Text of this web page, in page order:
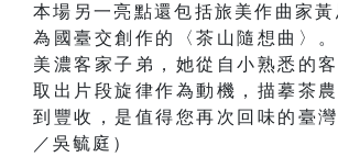
本場另一亮點還包括旅美作曲家
為國臺交創作的〈茶山隨想曲〉
美濃客家子弟，她從自小熟悉的
取出片段旋律作為動機，描摹茶
到豐收，是值得您再次回味的臺
／吳毓庭）